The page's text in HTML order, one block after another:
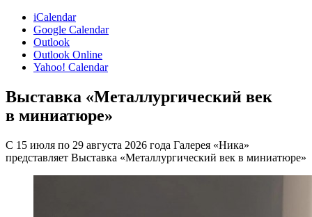
iCalendar
Google Calendar
Outlook
Outlook Online
Yahoo! Calendar
Выставка «Металлургический век
в миниатюре»
С 15 июля по 29 августа 2026 года Галерея «Ника»
представляет Выставка «Металлургический век в миниатюре»